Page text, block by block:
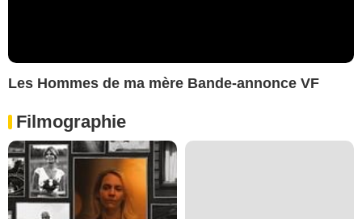
Les Hommes de ma mère Bande-annonce VF
Filmographie